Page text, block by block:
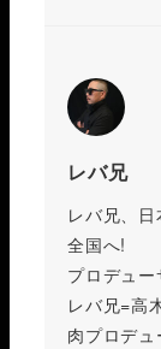
レバ兄
レバ兄、
全国へ!
プロデュー
レバ兄=高
肉プロデ